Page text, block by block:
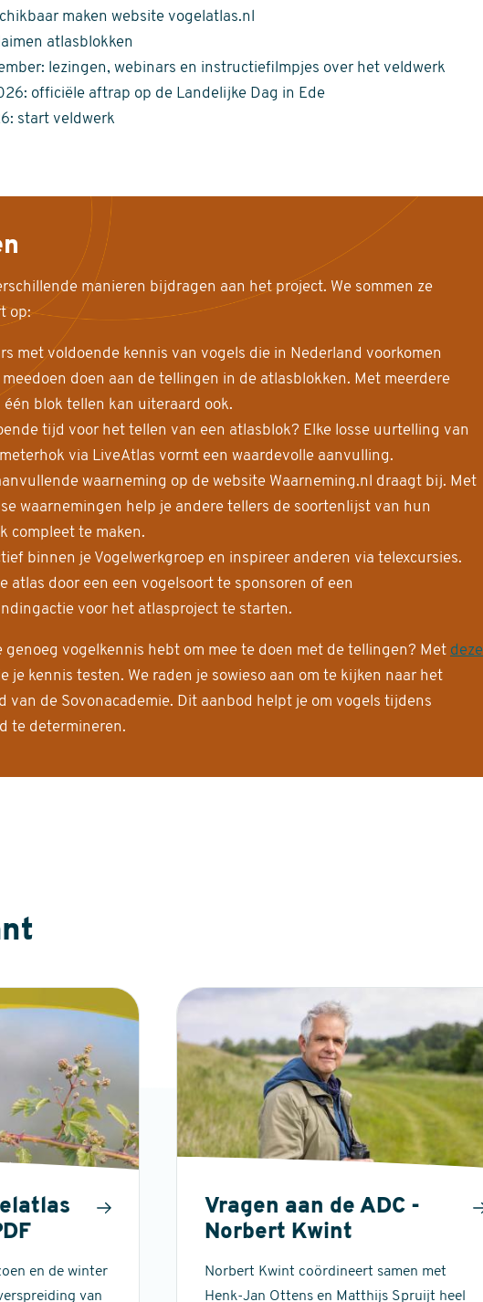
maken website vogelatlas.nl
atlasblokken
lezingen, webinars en instructiefilmpjes over het veldwerk
officiële aftrap op de Landelijke Dag in Ede
start veldwerk
manieren bijdragen aan het project. We sommen ze
op:
met voldoende kennis van vogels die in Nederland voorkomen
doen aan de tellingen in de atlasblokken. Met meerdere
één blok tellen kan uiteraard ook.
tijd voor het tellen van een atlasblok? Elke losse uurtelling van
via LiveAtlas vormt een waardevolle aanvulling.
waarneming op de website Waarneming.nl draagt bij. Met
waarnemingen help je andere tellers de soortenlijst van hun
compleet te maken.
binnen je Vogelwerkgroep en inspireer anderen via telexcursies.
atlas door een een vogelsoort te sponsoren of een
voor het atlasproject te starten.
genoeg vogelkennis hebt om mee te doen met de tellingen? Met deze
je kennis testen. We raden je sowieso aan om te kijken naar het
van de Sovonacademie. Dit aanbod helpt je om vogels tijdens
te determineren.
en de winter
van
Vragen aan de ADC -
Norbert Kwint
Norbert Kwint coördineert samen met
Henk-Jan Ottens en Matthijs Spruijt heel